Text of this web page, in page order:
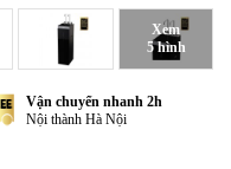
Xem
5 hình
Vận chuyển nhanh 2h
Nội thành Hà Nội